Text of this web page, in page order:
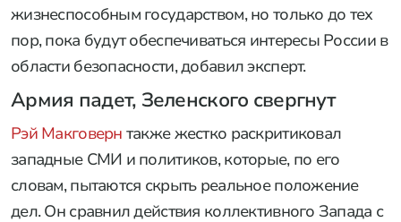
жизнеспособным государством, но только до тех
пор, пока будут обеспечиваться интересы России в
области безопасности, добавил эксперт.
Армия падет, Зеленского свергнут
Рэй Макговерн также жестко раскритиковал
западные СМИ и политиков, которые, по его
словам, пытаются скрыть реальное положение
дел. Он сравнил действия коллективного Запада с